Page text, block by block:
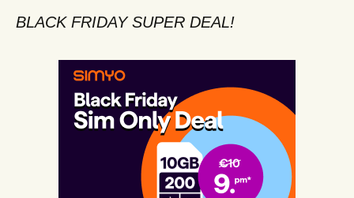
BLACK FRIDAY SUPER DEAL!